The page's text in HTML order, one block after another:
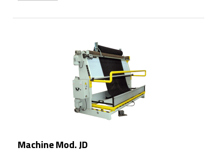
Machine Mod. JD